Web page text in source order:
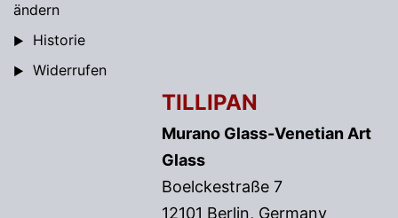
ändern
Historie
Widerrufen
TILLIPAN
Murano Glass-Venetian Art
Glass
Boelckestraße 7
12101 Berlin, Germany